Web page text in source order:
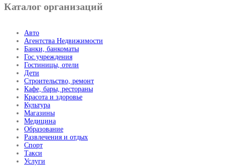
Каталог организаций
Авто
Агентства Недвижимости
Банки, банкоматы
Гос.учреждения
Гостиницы, отели
Дети
Строительство, ремонт
Кафе, бары, рестораны
Красота и здоровье
Культура
Магазины
Медицина
Образование
Развлечения и отдых
Спорт
Такси
Услуги